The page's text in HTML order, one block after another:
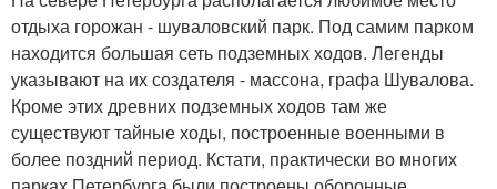
отдыха горожан - шуваловский парк. Под самим парком
находится большая сеть подземных ходов. Легенды
указывают на их создателя - массона, графа Шувалова.
Кроме этих древних подземных ходов там же
существуют тайные ходы, построенные военными в
более поздний период. Кстати, практически во многих